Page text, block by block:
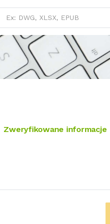
Zweryfikowane informacje